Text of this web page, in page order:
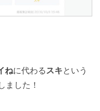
ねに代わるスキ という
ました！